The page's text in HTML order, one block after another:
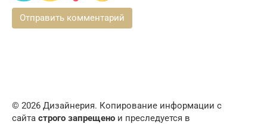
© 2026 Дизайнерия. Копирование информации с
сайта строго запрещено и преследуется в